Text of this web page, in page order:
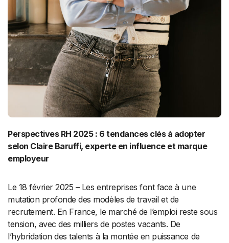
Perspectives RH 2025 : 6 tendances clés à adopter
selon Claire Baruffi, experte en influence et marque
employeur
Le 18 février 2025 – Les entreprises font face à une
mutation profonde des modèles de travail et de
recrutement. En France, le marché de l’emploi reste sous
tension, avec des milliers de postes vacants. De
l’hybridation des talents à la montée en puissance de